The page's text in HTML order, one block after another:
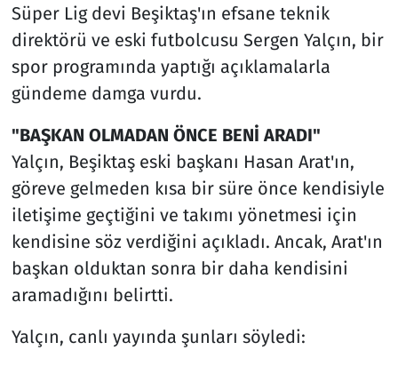
Süper Lig devi Beşiktaş'ın efsane teknik
direktörü ve eski futbolcusu Sergen Yalçın, bir
spor programında yaptığı açıklamalarla
gündeme damga vurdu.
"BAŞKAN OLMADAN ÖNCE BENİ ARADI"
Yalçın, Beşiktaş eski başkanı Hasan Arat'ın,
göreve gelmeden kısa bir süre önce kendisiyle
iletişime geçtiğini ve takımı yönetmesi için
kendisine söz verdiğini açıkladı. Ancak, Arat'ın
başkan olduktan sonra bir daha kendisini
aramadığını belirtti.
Yalçın, canlı yayında şunları söyledi:
Teknoloji ve Bilim
Televizyon